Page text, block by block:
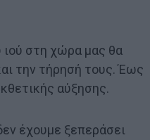
ιού στη χώρα μας θα
την τήρησή τους. Έως
αύξησης.
έχουμε ξεπεράσει